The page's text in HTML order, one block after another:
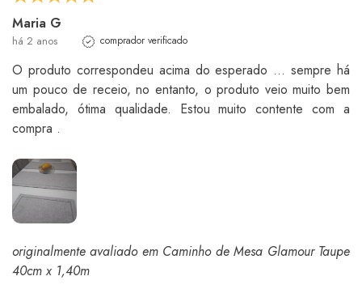
Maria G
há 2 anos comprador verificado
O produto correspondeu acima do esperado ... sempre há
um pouco de receio, no entanto, o produto veio muito bem
embalado, ótima qualidade. Estou muito contente com a
compra .
originalmente avaliado em Caminho de Mesa Glamour Taupe
40cm x 1,40m